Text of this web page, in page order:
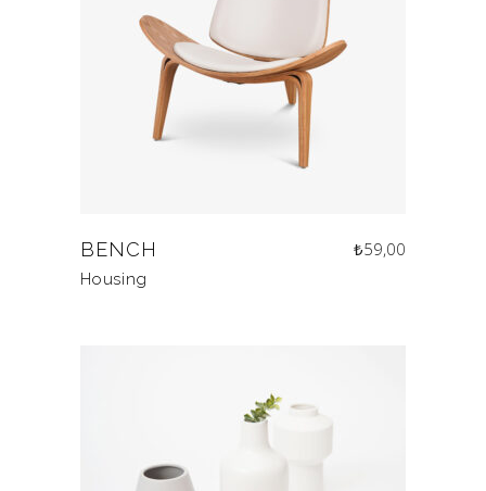
BENCH ₺59,00
Housing